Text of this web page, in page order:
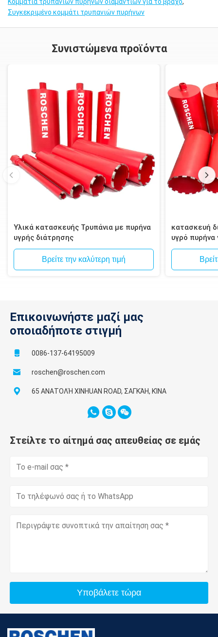
Συγκεκριμένο κομμάτι τρυπανιών πυρήνων
Συνιστώμενα προϊόντα
Υλικά κατασκευής Τρυπάνια με πυρήνα
υγρής διάτρησης
Βρείτε την καλύτερη τιμή
κατασκευή
υγρό
τοιχοποιία,
Επικοινωνήστε μαζί μας
οποιαδήποτε στιγμή
0086-137-64195009
roschen@roschen.com
65 ΑΝΑΤΟΛΉ XINHUAN ROAD, ΣΑΓΚΆΗ, ΚΊΝΑ
Στείλτε το αίτημά σας απευθείας σε εμάς
Υποβάλετε τώρα